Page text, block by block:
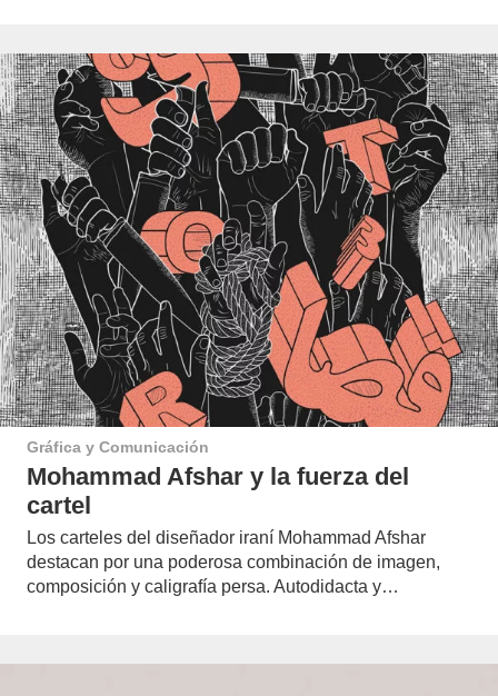
Gráfica y Comunicación
Mohammad Afshar y la fuerza del
cartel
Los carteles del diseñador iraní Mohammad Afshar
destacan por una poderosa combinación de imagen,
composición y caligrafía persa. Autodidacta y…